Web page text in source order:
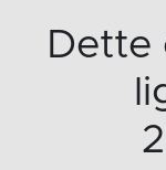
Dette